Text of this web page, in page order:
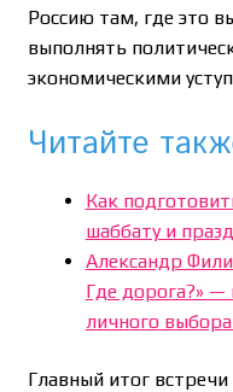
Россию там, где это
выполнять
экономическими
Читайте
Как
шаббату и
Александр
Где дорога?» —
личного
Главный итог